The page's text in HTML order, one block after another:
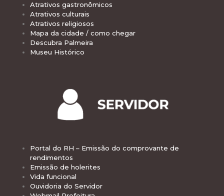
Atrativos gastronômicos
Atrativos culturais
Atrativos religiosos
Mapa da cidade / como chegar
Descubra Palmeira
Museu Histórico
Portal do RH – Emissão do comprovante de
rendimentos
Emissão de holerites
Vida funcional
Ouvidoria do Servidor